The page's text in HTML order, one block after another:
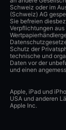
Schweiz oder im
(Schweiz) AG
Sie befreien
Verpflichtungen
Schutz der
technische und
Daten vor der
und einen
Apple, iPad und
USA und anderen
Apple Inc.